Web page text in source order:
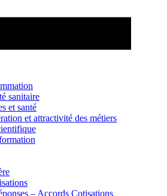
sanitaire
et santé
et attractivité des métiers
– Accords Cotisations